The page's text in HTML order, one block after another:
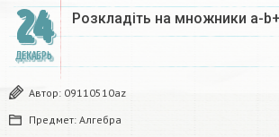
24
ДЕКАБРЬ
Розкладіть на множники а-
Автор: 09110510az
Предмет: Алгебра